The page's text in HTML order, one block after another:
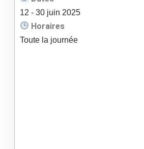
12 - 30 juin 2025
Horaires
Toute la journée